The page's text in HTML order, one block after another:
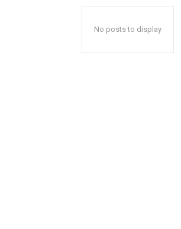
No posts to display